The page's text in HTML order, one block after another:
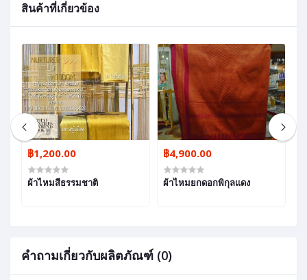
สินค้าที่เกี่ยวข้อง
฿1,200.00
ผ้าไหมสีธรรมชาติ
฿4,900.00
ผ้าไหมยกดอกพิกุลแดง
คำถามเกี่ยวกับผลิตภัณฑ์ (0)